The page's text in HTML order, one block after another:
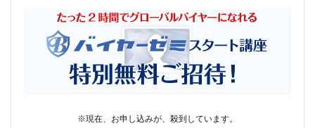
※現在、お申し込みが、殺到しています。